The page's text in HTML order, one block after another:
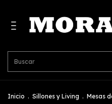
Inicio . Sillones y Living . Mesas